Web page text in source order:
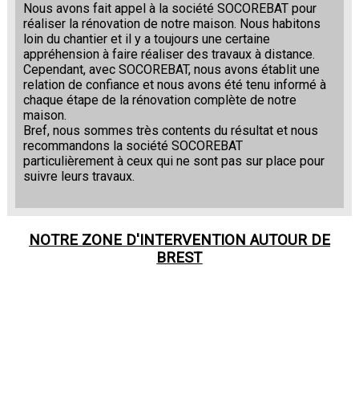
Nous avons fait appel à la société SOCOREBAT pour
réaliser la rénovation de notre maison. Nous habitons
loin du chantier et il y a toujours une certaine
appréhension à faire réaliser des travaux à distance.
Cependant, avec SOCOREBAT, nous avons établit une
relation de confiance et nous avons été tenu informé à
chaque étape de la rénovation complète de notre
maison.
Bref, nous sommes très contents du résultat et nous
recommandons la société SOCOREBAT
particulièrement à ceux qui ne sont pas sur place pour
suivre leurs travaux.
NOTRE ZONE D'INTERVENTION AUTOUR DE
BREST